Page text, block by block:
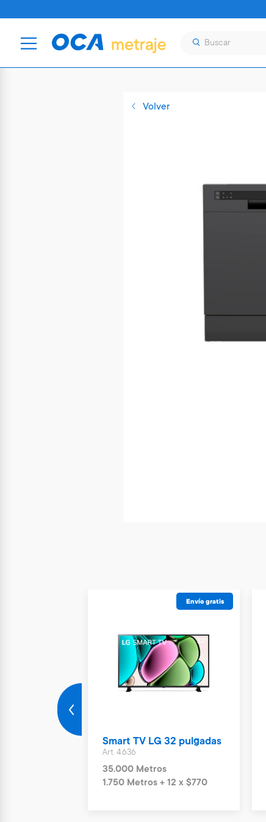
Volver
Envío gratis
Smart TV LG 32 pulgadas
Art. 4.636
35.000 Metros
1.750 Metros + 12 x $770